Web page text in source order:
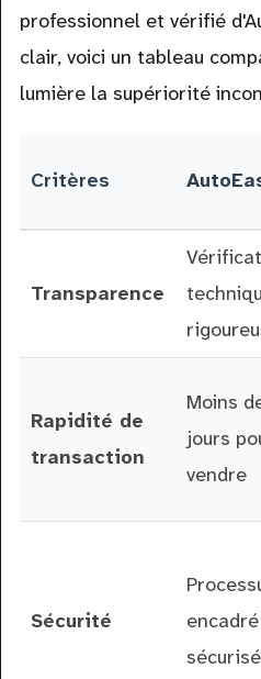
professionnel et vérifié
clair, voici un tableau
lumière la supériorité
Critères
Transparence
Rapidité de
transaction
Moins
jours
vendre
Sécurité
sécurisé